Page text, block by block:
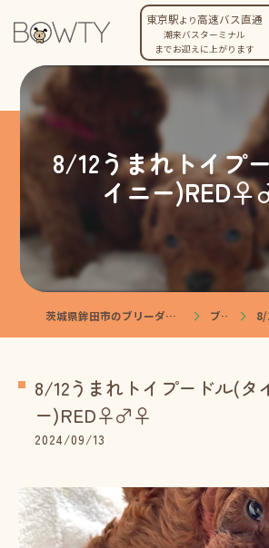
東京駅より高速バス直通
潮来バスターミナル
までお迎えに上がります
8/12うまれトイプ
イニー
茨城県鉾田市のブリーダーなら株式会社BOWTY ブログ 8/
8/12うまれトイプードル(タ
ー)RED♀♂♀
2024/09/13